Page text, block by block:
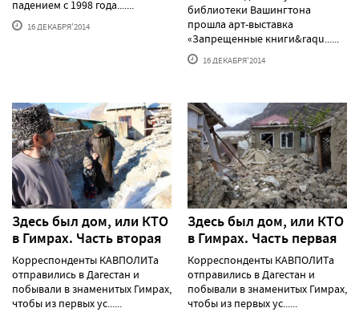
падением с 1998 года.......
16 ДЕКАБРЯ'2014
библиотеки Вашингтона
прошла арт-выставка
«Запрещенные книги&raqu......
16 ДЕКАБРЯ'2014
Здесь был дом, или КТО
в Гимрах. Часть вторая
Корреспонденты КАВПОЛИТа
отправились в Дагестан и
побывали в знаменитых Гимрах,
чтобы из первых ус......
Здесь был дом, или КТО
в Гимрах. Часть первая
Корреспонденты КАВПОЛИТа
отправились в Дагестан и
побывали в знаменитых Гимрах,
чтобы из первых ус......